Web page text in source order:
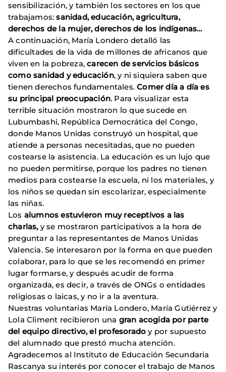
sensibilización, y también los sectores en los que
trabajamos:sanidad, educación, agricultura,
derechos de la mujer, derechos de los indígenas…
A continuación, María Londero detalló las
dificultades de la vida de millones de africanos que
viven en la pobreza,carecen de servicios básicos
como sanidad y educación, y ni siquiera saben que
tienen derechos fundamentales.Comer día a día es
su principal preocupación. Para visualizar esta
terrible situación mostraron lo que sucede en
Lubumbashi, República Democrática del Congo,
donde Manos Unidas construyó un hospital, que
atiende a personas necesitadas, que no pueden
costearse la asistencia. La educación es un lujo que
no pueden permitirse, porque los padres no tienen
medios para costearse la escuela, ni los materiales, y
los niños se quedan sin escolarizar, especialmente
las niñas.
Los alumnos estuvieron muy receptivos a las
charlas,y se mostraron participativos a la hora de
preguntar a las representantes de Manos Unidas
Valencia. Se interesaron por la forma en que pueden
colaborar, para lo que se les recomendó en primer
lugar formarse, y después acudir de forma
organizada, es decir, a través de ONGs o entidades
religiosas o laicas, y no ir a la aventura.
Nuestras voluntarias María Londero, María Gutiérrez y
Lola Climent recibieron una gran acogida por parte
del equipo directivo, el profesorado y por supuesto
del alumnado que prestó mucha atención.
Agradecemos al Instituto de Educación Secundaria
Rascanya su interés por conocer el trabajo de Manos